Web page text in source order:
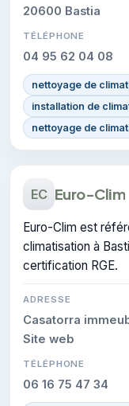
20600 Bastia
TÉLÉPHONE
04 95 62 04 08
nettoyage de
installation de
nettoyage de
EC Euro-Clim
Euro-Clim est
climatisation à
certification RGE.
ADRESSE
Casatorra
Site web
TÉLÉPHONE
06 16 75 47 34